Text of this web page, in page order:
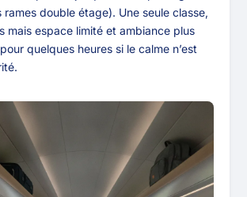
rames double étage). Une seule classe,
mais espace limité et ambiance plus
quelques heures si le calme n’est